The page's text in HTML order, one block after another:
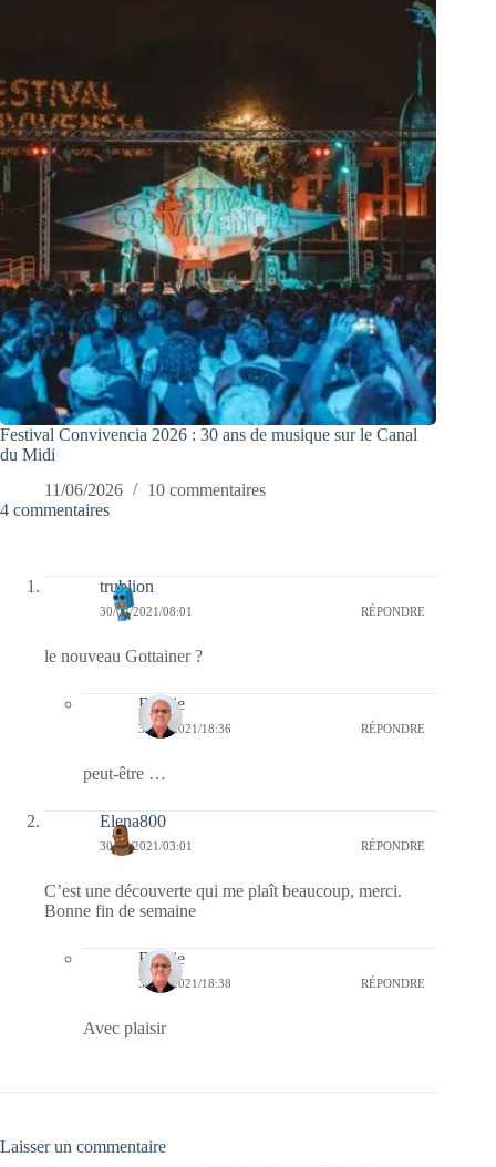
Festival Convivencia 2026 : 30 ans de musique sur le Canal
du Midi
11/06/2026
10 commentaires
4 commentaires
trublion
30/04/2021/08:01 RÉPONDRE
le nouveau Gottainer ?
Bernie
30/04/2021/18:36 RÉPONDRE
peut-être …
Elena800
30/04/2021/03:01 RÉPONDRE
C’est une découverte qui me plaît beaucoup, merci.
Bonne fin de semaine
Bernie
30/04/2021/18:38 RÉPONDRE
Avec plaisir
Laisser un commentaire